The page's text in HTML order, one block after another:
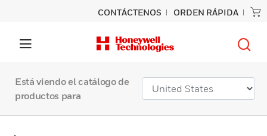
CONTÁCTENOS ORDEN RÁPIDA
Está viendo el catálogo de
productos para